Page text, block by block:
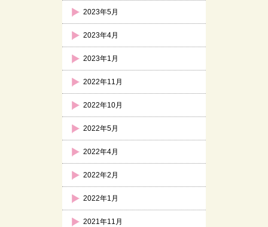
2023年5月
2023年4月
2023年1月
2022年11月
2022年10月
2022年5月
2022年4月
2022年2月
2022年1月
2021年11月